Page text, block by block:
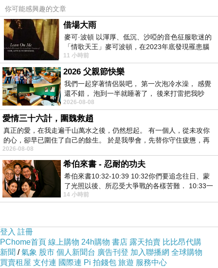
炬坊居酒食堂這間店的位置真的沒話說，就在桃園藝文商
圈精華地段，對面就是尊爵大飯店，氣勢整個拉滿！開車
的朋友下南崁交流道只要幾分鐘，附近三個停車場隨你
停，走路5分鐘內就到。就算沒開車，台北過來搭9023或
1662，或是火車站、高鐵轉公車，通通在飯店門口下車，
走1到3分鐘直接入座，完全不用擔心交通問題，聚餐約這
裡真的會被朋友稱讚很會挑，
你可能感興趣的文章
借場大雨
麥可·波頓 以渾厚、低沉、沙啞的音色征服歌迷的
「情歌天王」麥可波頓，在2023年底發現罹患腦
瘤「祈禱早日康復，一切都好」。
11 小時前
2026 父親節快樂
我們一起穿著情侶裝吧， 第一次泡冷水澡， 感覺
還不錯， 泡到一半就睡著了， 後來打雷把我吵
醒， 手
2026-08-08
愛情三十六計，圍魏救趙
真正的愛，在我走遍千山萬水之後，仍然想起。 有一個人，從未攻你
的心，卻早已圍住了自己的餘生。 於是我學會，先替你守住疲憊，再
2026-08-08
希伯來書 - 忍耐的功夫
希伯來書10:32-10:39 10:32你們要追念往日、蒙
了光照以後、所忍受大爭戰的各樣苦難． 10:33一
面被毀謗、遭患難、成了戲景、叫眾人
14 小時前
登入 註冊
PChome首頁 線上購物 24h購物 書店 露天拍賣 比比昂代購
新聞 /氣象 股市 個人新聞台 廣告刊登 加入聯播網 全球購物
買賣租屋 支付連 國際連 Pi 拍錢包 旅遊 服務中心